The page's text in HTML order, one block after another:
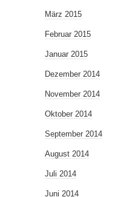
März 2015
Februar 2015
Januar 2015
Dezember 2014
November 2014
Oktober 2014
September 2014
August 2014
Juli 2014
Juni 2014